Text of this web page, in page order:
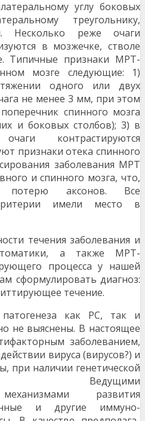
углу боковых
треугольнику,
Несколько реже очаги
в мозжечке, стволе
Типичные признаки МРТ-
мозге следующие: 1)
одного или двух
не менее 3 мм, при этом
спинного мозга
и боковых столбов); 3) в
контрастируются
признаки отека спинного
заболевания МРТ
и спинного мозга, что,
потерю аксонов. Все
имели место в
течения за­болевания и
а также МРТ-
про­цесса у нашей
сформу­лировать диагноз:
течение.
как PC, так и
не выяснены. В настоящее
заболеванием,
вируса (вирусов?) и
при наличии генетической
Ве­дущими
разви­тия
и другие иммуно­